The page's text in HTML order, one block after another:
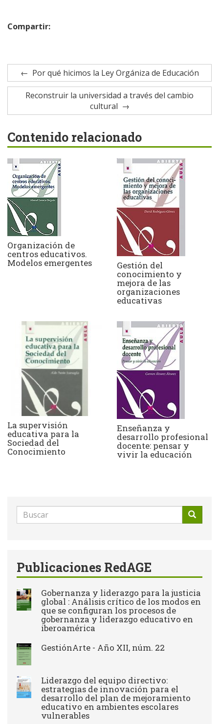
Compartir:
Por qué hicimos la Ley Orgániza de Educación
Reconstruir la universidad a través del cambio
cultural
Contenido relacionado
Organización de
centros educativos.
Modelos emergentes Gestión del
conocimiento y
mejora de las
organizaciones
educativas
La supervisión
educativa para la
Sociedad del
Conocimiento
Enseñanza y
desarrollo profesional
docente: pensar y
vivir la educación
Formulario
de
Publicaciones RedAGE
Gobernanza y liderazgo para la justicia
global : Análisis crítico de los modos en
que se configuran los procesos de
gobernanza y liderazgo educativo en
iberoamérica
GestiónArte - Año XII, núm. 22
Liderazgo del equipo directivo:
estrategias de innovación para el
desarrollo del plan de mejoramiento
educativo en ambientes escolares
vulnerables